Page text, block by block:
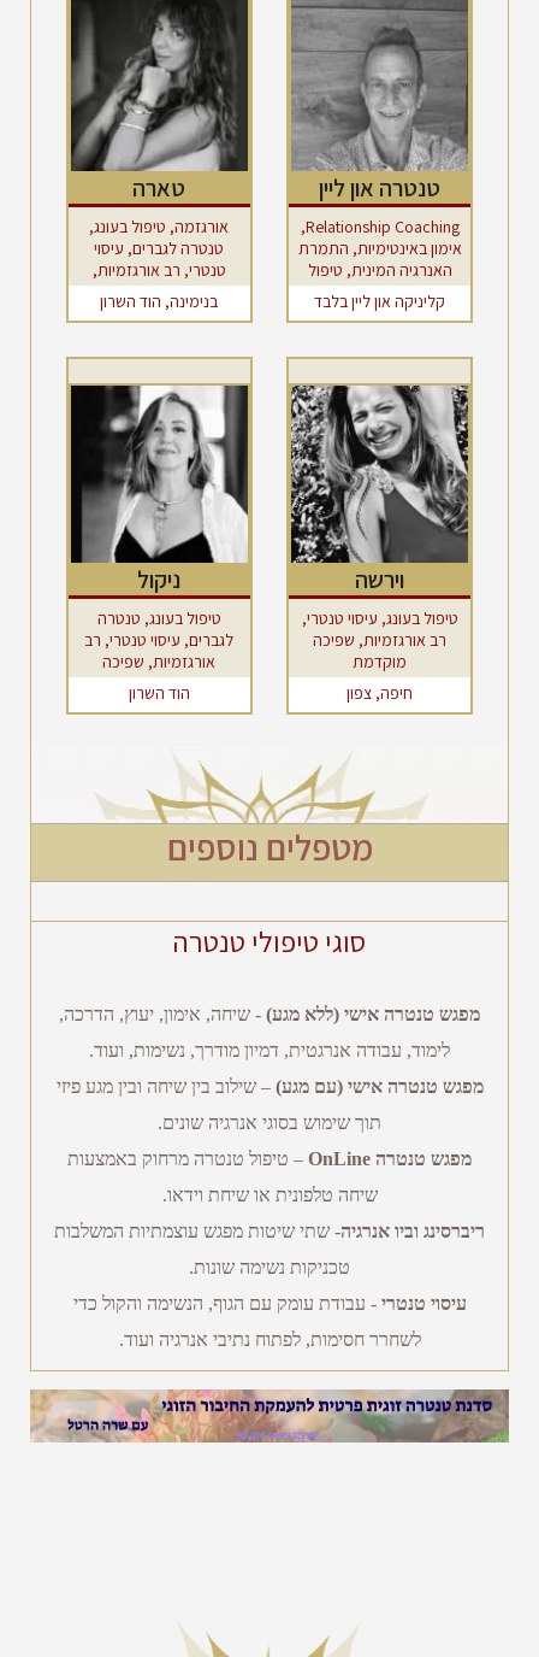
טנטרה און ליין
Relationship Coaching,
אימון באינטימיות, התמרת
האנרגיה המינית, טיפול
ריגשי, טנטרה לגברים,
מאהב/ת טנטרי/ת, עבודה
ומיניות, שפיכה מוקדמת
קליניקה און ליין בלבד
טארה
אורגזמה, טיפול בעונג,
טנטרה לגברים, עיסוי
טנטרי, רב אורגזמיות,
שפיכה מוקדמת
בנימינה, הוד השרון
וירשה
טיפול בעונג, עיסוי טנטרי,
רב אורגזמיות, שפיכה
מוקדמת
חיפה, צפון
ניקול
טיפול בעונג, טנטרה
לגברים, עיסוי טנטרי, רב
אורגזמיות, שפיכה
מוקדמת
הוד השרון
מטפלים נוספים
סוגי טיפולי טנטרה
מפגש טנטרה אישי (ללא מגע) - שיחה, אימון, יעוץ, הדרכה,
לימוד, עבודה אנרגטית, דמיון מודרך, נשימות, ועוד.
מפגש טנטרה אישי (עם מגע) – שילוב בין שיחה ובין מגע פיזי
תוך שימוש בסוגי אנרגיה שונים.
מפגש טנטרה OnLine
– טיפול טנטרה מרחוק באמצעות
שיחה טלפונית או שיחת וידאו.
ריברסינג וביו אנרגיה- שתי שיטות מפגש עוצמתיות המשלבות
טכניקות נשימה שונות.
עיסוי טנטרי - עבודת עומק עם הגוף, הנשימה והקול כדי
לשחרר חסימות, לפתוח נתיבי אנרגיה ועוד.